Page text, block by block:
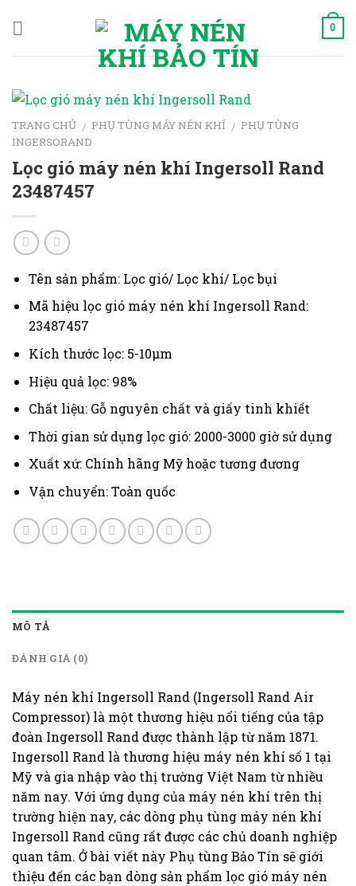
0
TRANG CHỦ / PHỤ TÙNG MÁY NÉN KHÍ / PHỤ TÙNG
INGERSORAND
Lọc gió máy nén khí Ingersoll Rand
23487457
Tên sản phẩm: Lọc gió/ Lọc khí/ Lọc bụi
Mã hiệu lọc gió máy nén khí Ingersoll Rand:
23487457
Kích thước lọc: 5-10μm
Hiệu quả lọc: 98%
Chất liệu: Gỗ nguyên chất và giấy tinh khiết
Thời gian sử dụng lọc gió: 2000-3000 giờ sử dụng
Xuất xứ: Chính hãng Mỹ hoặc tương đương
Vận chuyển: Toàn quốc
MÔ TẢ
ĐÁNH GIÁ (0)
Máy nén khí Ingersoll Rand (Ingersoll Rand Air
Compressor) là một thương hiệu nổi tiếng của tập
đoàn Ingersoll Rand được thành lập từ năm 1871.
Ingersoll Rand là thương hiệu máy nén khí số 1 tại
Mỹ và gia nhập vào thị trường Việt Nam từ nhiều
năm nay. Với ứng dụng của máy nén khí trên thị
trường hiện nay, các dòng phụ tùng máy nén khí
Ingersoll Rand cũng rất được các chủ doanh nghiệp
quan tâm. Ở bài viết này Phụ tùng Bảo Tín sẽ giới
thiệu đến các bạn dòng sản phẩm lọc gió máy nén